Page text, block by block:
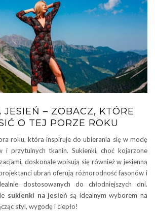
JESIEŃ – ZOBACZ, KTÓRE
O TEJ PORZE ROKU
roku, która inspiruje do ubierania się w modę
i przytulnych tkanin. Sukienki, choć kojarzone
doskonale wpisują się również w jesienną
ubrań oferują różnorodność fasonów i
dostosowanych do chłodniejszych dni.
sukienki na jesień są idealnym wyborem na
styl, wygodę i ciepło!